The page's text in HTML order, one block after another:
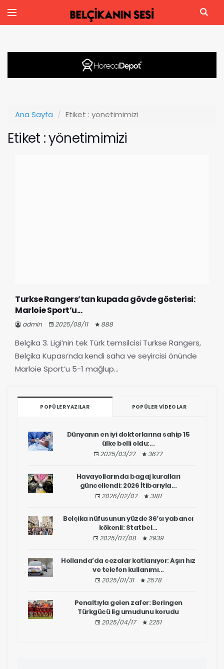
Ana Sayfa Etiket : yönetimimizi
Etiket : yönetimimizi
Turkse Rangers’tan kupada gövde gösterisi:
Marloie Sport’u...
admin 2025/08/11 888
Belçika 3. Ligi’nin tek Türk temsilcisi Turkse Rangers,
Belçika Kupası’nda kendi saha ve seyircisi önünde
Marloie Sport’u 5-1 mağlup...
POPÜLER YAZILAR POPÜLER VIDEOLAR
Dünyanın en iyi doktorlarına sahip 15
ülke belli oldu:...
2025/03/27 3677
Havayollarında bagaj kuralları
güncellendi: 2026 İtibarıyla...
2026/02/07 3181
Belçika nüfusunun yüzde 36’sı yabancı
kökenli: Statbel...
2025/07/08 2939
Hollanda’da cezalar katlanıyor: Aşırı hız
ve telefon kullanımı...
2025/01/31 2578
Penaltıyla gelen zafer: Beringen
Türkgücü lig umudunu korudu
2025/04/17 2251